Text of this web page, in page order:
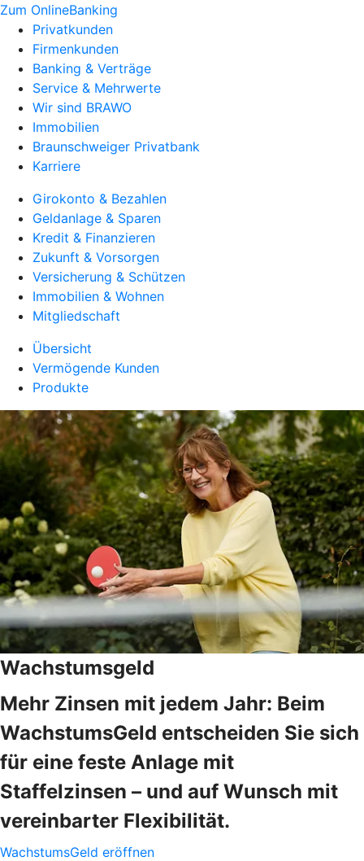
Zum OnlineBanking
Privatkunden
Firmenkunden
Banking & Verträge
Service & Mehrwerte
Wir sind BRAWO
Immobilien
Braunschweiger Privatbank
Karriere
Girokonto & Bezahlen
Geldanlage & Sparen
Kredit & Finanzieren
Zukunft & Vorsorgen
Versicherung & Schützen
Immobilien & Wohnen
Mitgliedschaft
Übersicht
Vermögende Kunden
Produkte
Wachstumsgeld
Mehr Zinsen mit jedem Jahr: Beim
WachstumsGeld entscheiden Sie sich
für eine feste Anlage mit
Staffelzinsen – und auf Wunsch mit
vereinbarter Flexibilität.
WachstumsGeld eröffnen